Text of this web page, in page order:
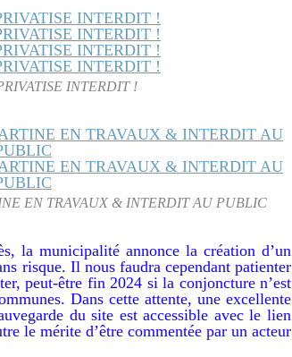
INTERDIT !
EN TRAVAUX & INTERDIT AU PUBLIC
la municipalité annonce la création d’un
risque. Il nous faudra cependant patienter
peut-être fin 2024 si la conjoncture n’est
Dans cette attente, une excellente
du site est accessible avec le lien
le mérite d’être commentée par un acteur